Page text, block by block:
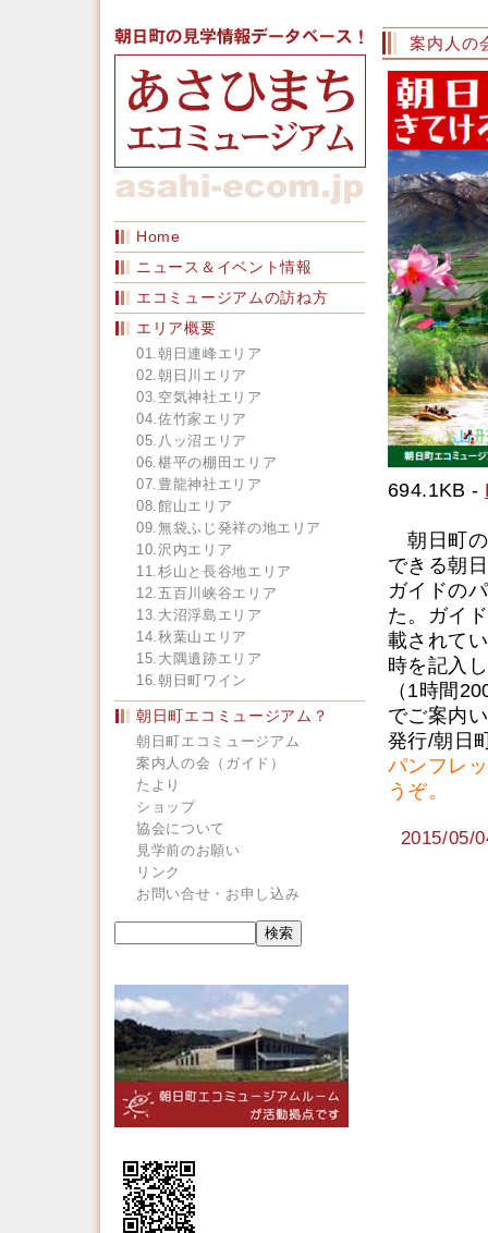
Home
ニュース＆イベント情報
エコミュージアムの訪ね方
エリア概要
01.朝日連峰エリア
02.朝日川エリア
03.空気神社エリア
04.佐竹家エリア
05.八ッ沼エリア
06.椹平の棚田エリア
07.豊龍神社エリア
08.館山エリア
09.無袋ふじ発祥の地エリア
10.沢内エリア
11.杉山と長谷地エリア
12.五百川峡谷エリア
13.大沼浮島エリア
14.秋葉山エリア
15.大隅遺跡エリア
16.朝日町ワイン
朝日町エコミュージアム？
朝日町エコミュージアム
案内人の会（ガイド）
たより
ショップ
協会について
見学前のお願い
リンク
お問い合せ・お申し込み
案内人の
694.1KB -
朝日町の
できる朝
ガイドの
た。ガイ
載されて
時を記入
（1時間
でご案内
発行/朝日
パンフレ
うぞ。
2015/05/